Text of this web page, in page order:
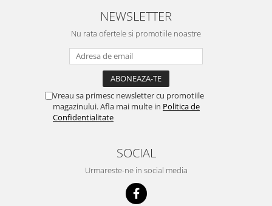
NEWSLETTER
Nu rata ofertele si promotiile noastre
Vreau sa primesc newsletter cu promotiile
magazinului. Afla mai multe in Politica de
Confidentialitate
SOCIAL
Urmareste-ne in social media